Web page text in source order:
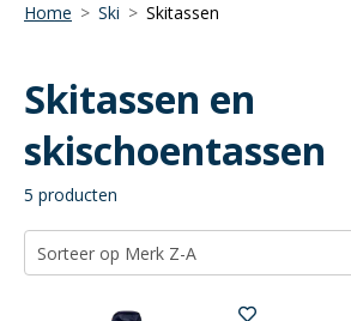
Home > Ski > Skitassen
Skitassen en
skischoentassen
5 producten